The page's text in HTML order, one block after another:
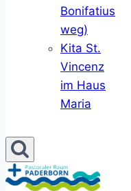
Bonifatius
weg)
Kita St.
Vincenz
im Haus
Maria